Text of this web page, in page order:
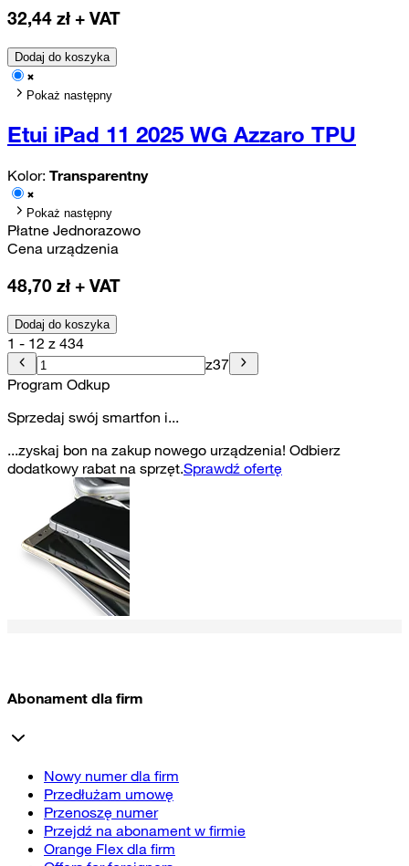
32,44 zł + VAT
Dodaj do koszyka
Pokaż następny
Etui iPad 11 2025 WG Azzaro TPU
Kolor: Transparentny
Pokaż następny
Płatne Jednorazowo
Cena urządzenia
48,70 zł + VAT
Dodaj do koszyka
1 - 12 z 434
z37
Program Odkup
Sprzedaj swój smartfon i...
...zyskaj bon na zakup nowego urządzenia! Odbierz
dodatkowy rabat na sprzęt.Sprawdź ofertę
Abonament dla firm
Nowy numer dla firm
Przedłużam umowę
Przenoszę numer
Przejdź na abonament w firmie
Orange Flex dla firm